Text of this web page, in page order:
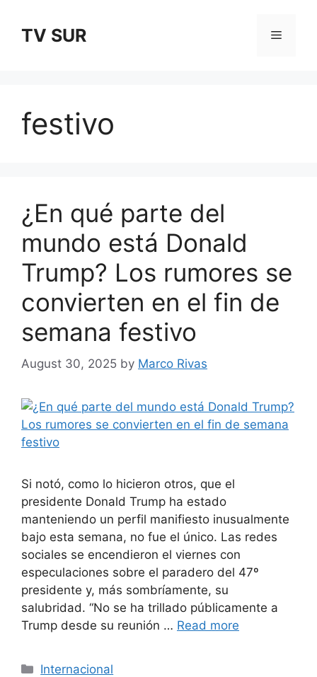
contentTV SUR Menu
festivo
¿En qué parte del
mundo está Donald
Trump? Los rumores se
convierten en el fin de
semana festivo
August 30, 2025 by Marco Rivas
Si notó, como lo hicieron otros, que el
presidente Donald Trump ha estado
manteniendo un perfil manifiesto inusualmente
bajo esta semana, no fue el único. Las redes
sociales se encendieron el viernes con
especulaciones sobre el paradero del 47º
presidente y, más sombríamente, su
salubridad. “No se ha trillado públicamente a
Trump desde su reunión … Read more
Categories
Internacional